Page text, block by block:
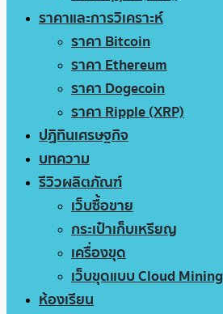
ราคาและการวิเคราะห์
ราคา Bitcoin
ราคา Ethereum
ราคา Dogecoin
ราคา Ripple (XRP)
ปฏิทินเศรษฐกิจ
บทความ
รีวิวผลิตภัณฑ์
เว็บซื้อขาย
กระเป๋าเก็บเหรียญ
เครื่องขุด
เว็บขุดแบบ Cloud Mining
ห้องเรียน